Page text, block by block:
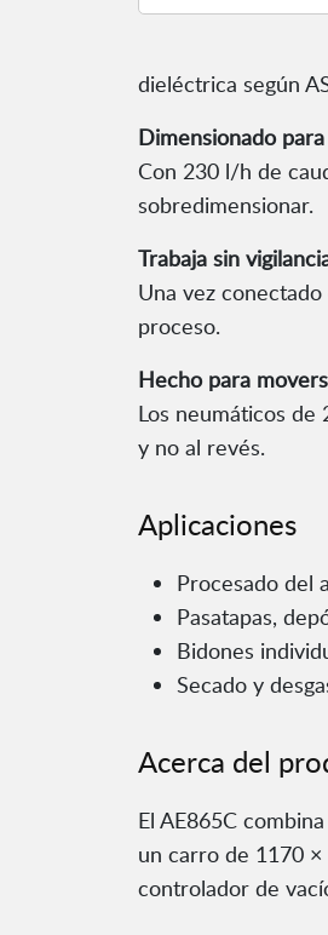
dieléctrica según
Dimensionado
Con 230 l/h de
sobredimensionar.
Trabaja sin
Una vez
proceso.
Hecho para
Los neumáticos de
y no al revés.
Aplicaciones
Procesado del
Pasatapas,
Bidones
Secado y
Acerca del
El AE865C
un carro de 1170
controlador de